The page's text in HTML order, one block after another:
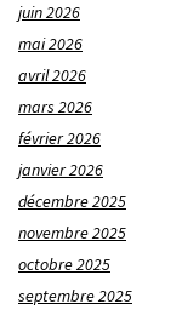
juin 2026
mai 2026
avril 2026
mars 2026
février 2026
janvier 2026
décembre 2025
novembre 2025
octobre 2025
septembre 2025